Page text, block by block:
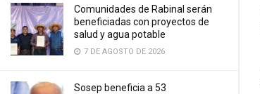
Comunidades de Rabinal serán
beneficiadas con proyectos de
salud y agua potable
7 DE AGOSTO DE 2026
Sosep beneficia a 53